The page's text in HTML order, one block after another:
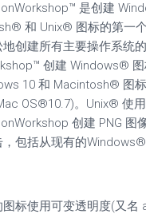
是创建
和 Unix® 图标的第一
创建所有主要操作系统的
创建 Windows® 图
10 和 Macintosh® 图
OS®10.7)。Unix® 使用
创建 PNG 图
，包括从现有的
图标使用可变透明度(又名